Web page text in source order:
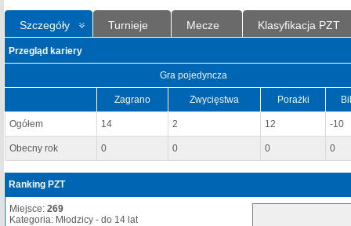
Szczegóły Turnieje Mecze Klasyfikacja PZT
Przegląd kariery
Gra pojedyncza
Zagrano Zwycięstwa Porażki
Ogółem 14 2 12 -10
Obecny rok 0 0 0 0
Ranking PZT
Miejsce: 269
Kategoria: Młodzicy - do 14 lat